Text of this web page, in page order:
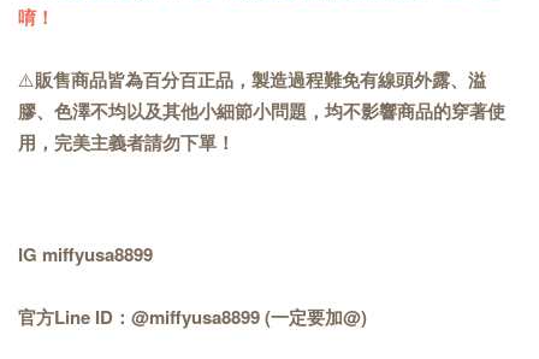
唷！
⚠️販售商品皆為百分百正品，製造過程難免有線頭外露、溢
膠、色澤不均以及其他小細節小問題，均不影響商品的穿著使
用，完美主義者請勿下單！
IG miffyusa8899
官方Line ID：@miffyusa8899 (一定要加@)